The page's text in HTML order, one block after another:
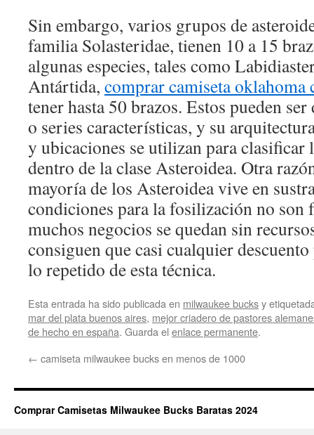
Sin embargo, varios grupos de
familia Solasteridae, tienen 10 a 15
algunas especies, tales como
Antártida, comprar camiseta
tener hasta 50 brazos. Estos pueden
o series características, y su
y ubicaciones se utilizan para clasificar
dentro de la clase Asteroidea. Otra
mayoría de los Asteroidea vive en
condiciones para la fosilización no son
muchos negocios se quedan sin
consiguen que casi cualquier
lo repetido de esta técnica.
Esta entrada ha sido publicada en milwaukee bucksy
mar del plata buenos aires, mejor criadero de pastores
de hecho en españa. Guarda el enlace permanente.
← camiseta milwaukee bucks en menos de 1000
Comprar Camisetas Milwaukee Bucks Baratas 2024